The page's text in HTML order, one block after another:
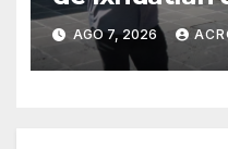
AGO 7, 2026